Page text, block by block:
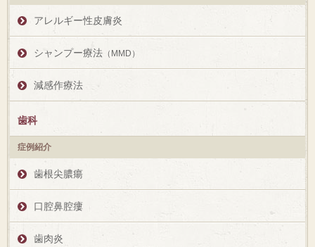
アレルギー性皮膚炎
シャンプー療法 （MMD）
減感作療法
歯科
症例紹介
歯根尖膿瘍
口腔鼻腔瘻
歯肉炎